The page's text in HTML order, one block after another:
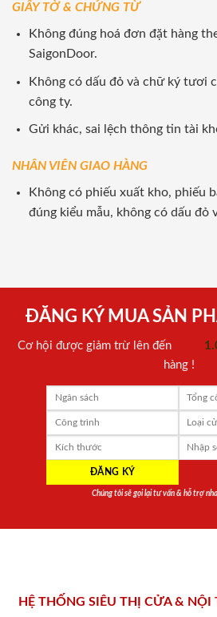
GIẤY TỜ & CHỨNG TỪ
Không đúng hoá đơn đặt hàng
SaigonDoor.
Không có dấu đỏ và chữ ký tươi
công ty.
Gửi khác, sai lệch thông tin tài
NHÂN VIÊN GIAO HÀNG
Không có phiếu xuất kho, phiếu
đúng kiểu mẫu, không có dấu đỏ
ĐĂNG KÝ MUA SẢN
Cơ hội được giảm trừ lên đến
hàng !
Chúng tôi sẽ gọi lại tư vấn & hỗ trợ
HỆ THỐNG SIÊU THỊ CỬA &